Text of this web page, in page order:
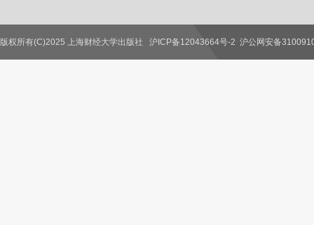
联系我们
版权所有(C)2025 上海财经大学出版社 沪ICP备12043664号-2 沪公网安备